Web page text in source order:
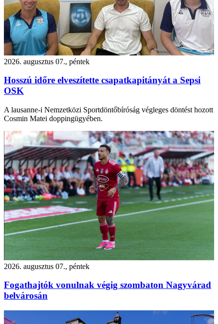
2026. augusztus 07., péntek
Hosszú időre elveszítette csapatkapitányát a Sepsi
OSK
A lausanne-i Nemzetközi Sportdöntőbíróság végleges döntést hozott
Cosmin Matei doppingügyében.
2026. augusztus 07., péntek
Fogathajtók vonulnak végig szombaton Nagyvárad
belvárosán